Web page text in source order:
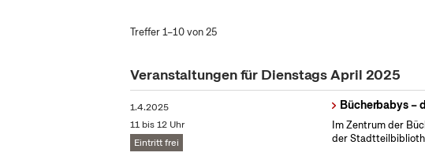
Treffer 1–10 von 25
Veranstaltungen für Dienstags April 2025
1.4.2025
11 bis 12 Uhr
Eintritt frei
Bücherbabys –
Im Zentrum der
der